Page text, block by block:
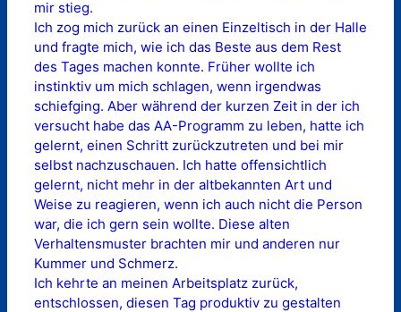
mir stieg.
Ich zog mich zurück an einen Einzeltisch in der Halle
und fragte mich, wie ich das Beste aus dem Rest
des Tages machen konnte. Früher wollte ich
instinktiv um mich schlagen, wenn irgendwas
schiefging. Aber während der kurzen Zeit in der ich
versucht habe das AA-Programm zu leben, hatte ich
gelernt, einen Schritt zurückzutreten und bei mir
selbst nachzuschauen. Ich hatte offensichtlich
gelernt, nicht mehr in der altbekannten Art und
Weise zu reagieren, wenn ich auch nicht die Person
war, die ich gern sein wollte. Diese alten
Verhaltensmuster brachten mir und anderen nur
Kummer und Schmerz.
Ich kehrte an meinen Arbeitsplatz zurück,
entschlossen, diesen Tag produktiv zu gestalten